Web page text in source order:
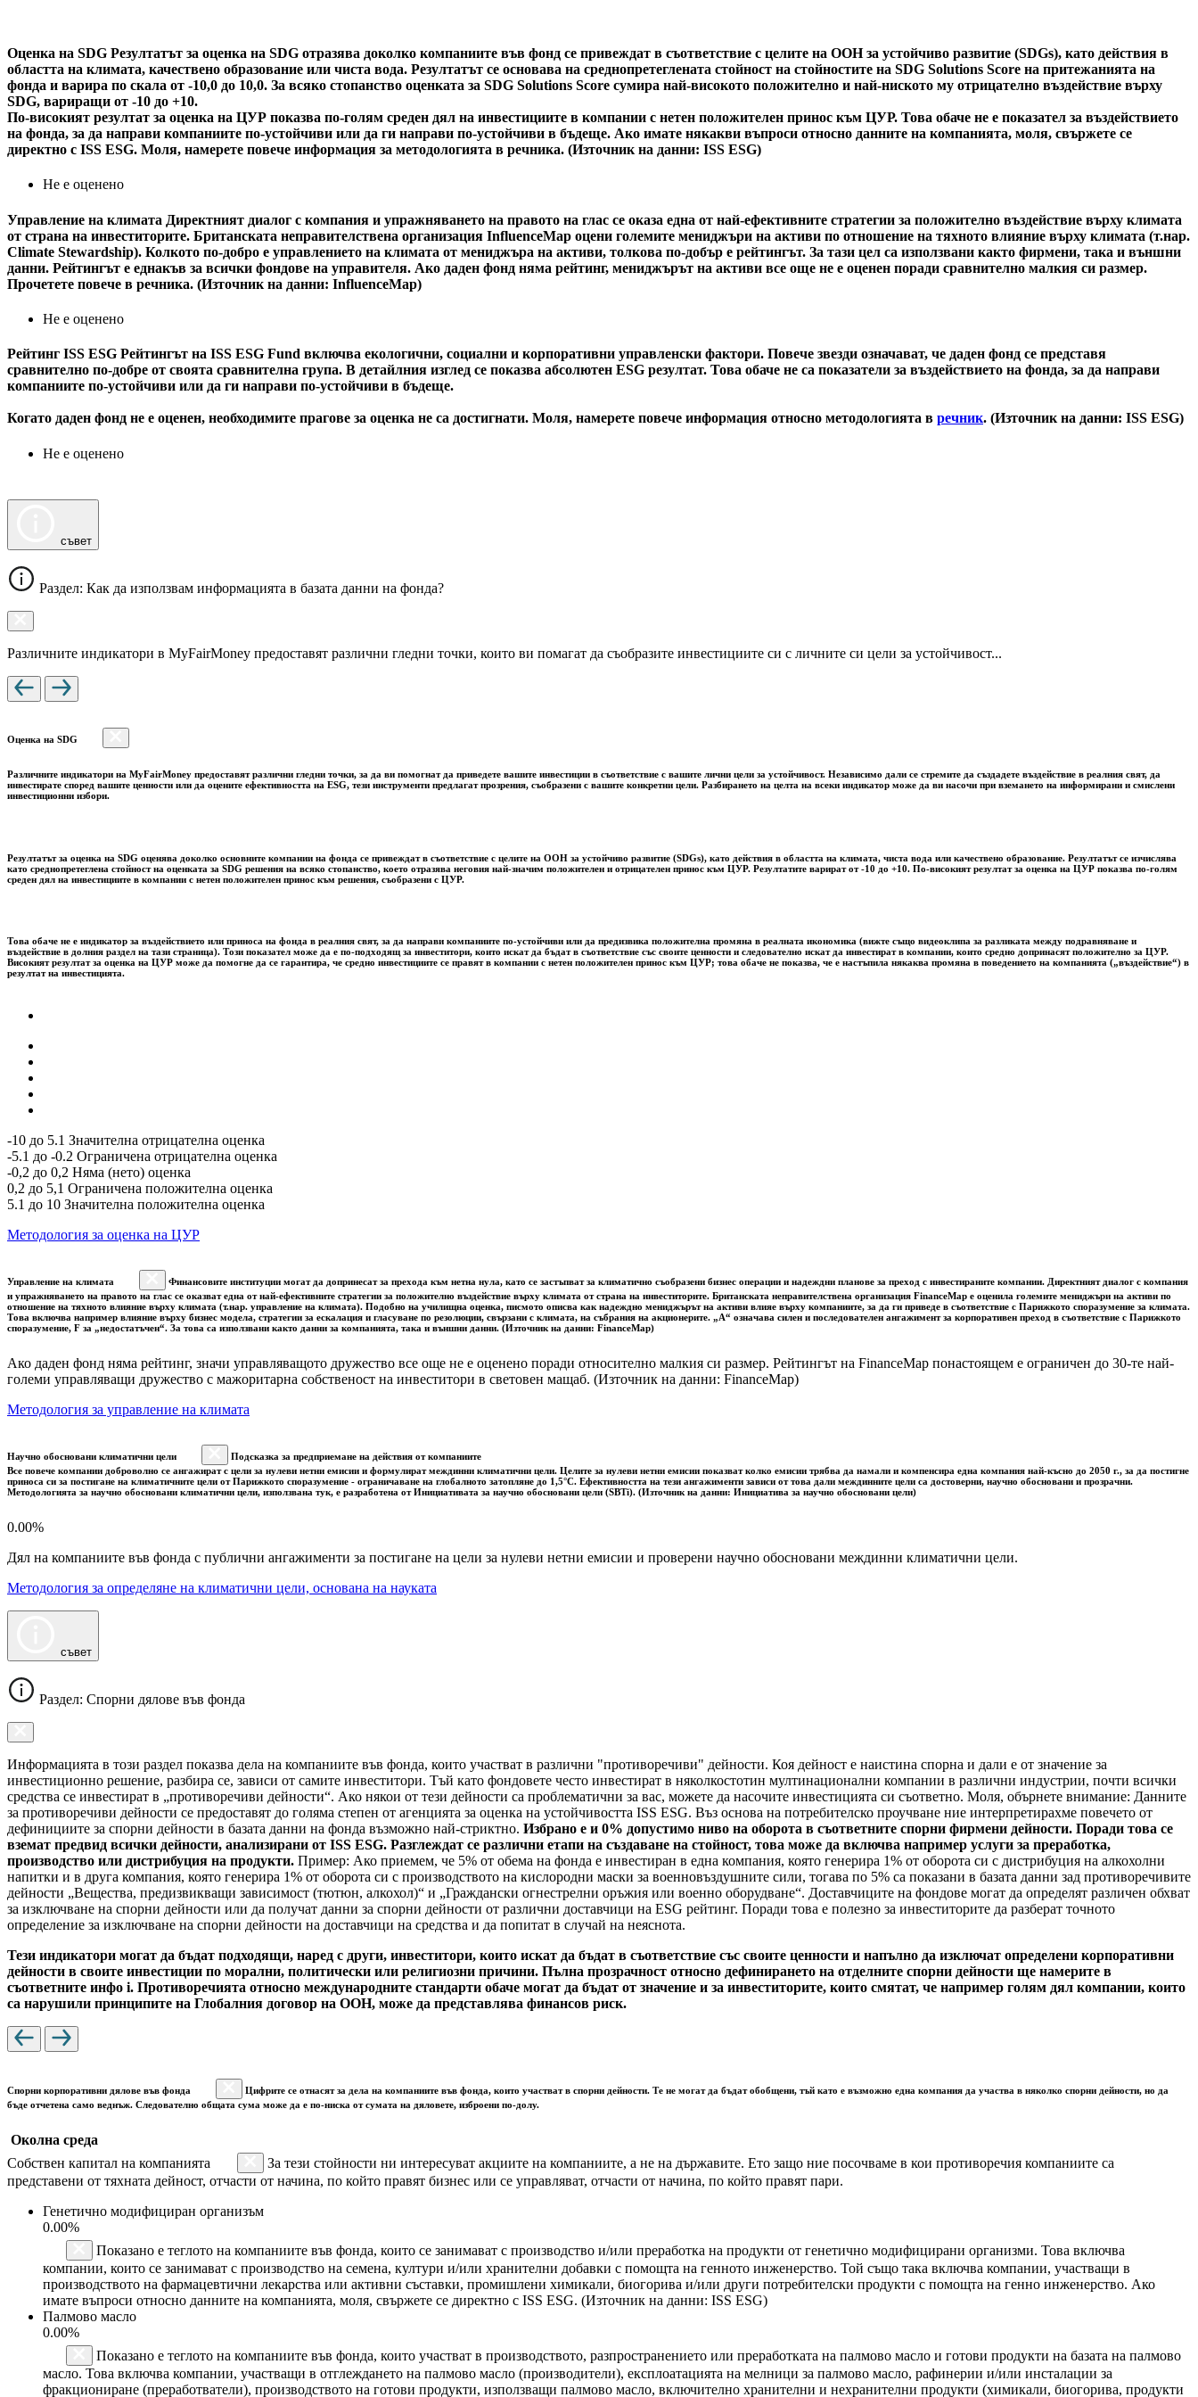
Оценка на SDG Резултатът за оценка на SDG отразява доколко компаниите във фонд се привеждат в съответствие с целите на ООН за устойчиво развитие (SDGs), като действия в
областта на климата, качествено образование или чиста вода. Резултатът се основава на среднопретеглената стойност на стойностите на SDG Solutions Score на притежанията на
фонда и варира по скала от -10,0 до 10,0. За всяко стопанство оценката за SDG Solutions Score сумира най-високото положително и най-ниското му отрицателно въздействие върху
SDG, вариращи от -10 до +10.
По-високият резултат за оценка на ЦУР показва по-голям среден дял на инвестициите в компании с нетен положителен принос към ЦУР. Това обаче не е показател за въздействието
на фонда, за да направи компаниите по-устойчиви или да ги направи по-устойчиви в бъдеще. Ако имате някакви въпроси относно данните на компанията, моля, свържете се
директно с ISS ESG. Моля, намерете повече информация за методологията в речника. (Източник на данни: ISS ESG)
Не е оценено
Управление на климата Директният диалог с компания и упражняването на правото на глас се оказа една от най-ефективните стратегии за положително въздействие върху климата
от страна на инвеститорите. Британската неправителствена организация InfluenceMap оцени големите мениджъри на активи по отношение на тяхното влияние върху климата (т.нар.
Climate Stewardship). Колкото по-добро е управлението на климата от мениджъра на активи, толкова по-добър е рейтингът. За тази цел са използвани както фирмени, така и външни
данни. Рейтингът е еднакъв за всички фондове на управителя. Ако даден фонд няма рейтинг, мениджърът на активи все още не е оценен поради сравнително малкия си размер.
Прочетете повече в речника. (Източник на данни: InfluenceMap)
Не е оценено
Рейтинг ISS ESG Рейтингът на ISS ESG Fund включва екологични, социални и корпоративни управленски фактори. Повече звезди означават, че даден фонд се представя
сравнително по-добре от своята сравнителна група. В детайлния изглед се показва абсолютен ESG резултат. Това обаче не са показатели за въздействието на фонда, за да направи
компаниите по-устойчиви или да ги направи по-устойчиви в бъдеще.
Когато даден фонд не е оценен, необходимите прагове за оценка не са достигнати. Моля, намерете повече информация относно методологията в речник. (Източник на данни: ISS ESG)
Не е оценено
съвет
Раздел: Как да използвам информацията в базата данни на фонда?
Различните индикатори в MyFairMoney предоставят различни гледни точки, които ви помагат да съобразите инвестициите си с личните си цели за устойчивост...
Оценка на SDG
Различните индикатори на MyFairMoney предоставят различни гледни точки, за да ви помогнат да приведете вашите инвестиции в съответствие с вашите лични цели за устойчивост. Независимо дали се стремите да създадете въздействие в реалния свят, да
инвестирате според вашите ценности или да оцените ефективността на ESG, тези инструменти предлагат прозрения, съобразени с вашите конкретни цели. Разбирането на целта на всеки индикатор може да ви насочи при вземането на информирани и смислени
инвестиционни избори.
Резултатът за оценка на SDG оценява доколко основните компании на фонда се привеждат в съответствие с целите на ООН за устойчиво развитие (SDGs), като действия в областта на климата, чиста вода или качествено образование. Резултатът се изчислява
като среднопретеглена стойност на оценката за SDG решения на всяко стопанство, което отразява неговия най-значим положителен и отрицателен принос към ЦУР. Резултатите варират от -10 до +10. По-високият резултат за оценка на ЦУР показва по-голям
среден дял на инвестициите в компании с нетен положителен принос към решения, съобразени с ЦУР.
Това обаче не е индикатор за въздействието или приноса на фонда в реалния свят, за да направи компаниите по-устойчиви или да предизвика положителна промяна в реалната икономика (вижте също видеоклипа за разликата между подравняване и
въздействие в долния раздел на тази страница). Този показател може да е по-подходящ за инвеститори, които искат да бъдат в съответствие със своите ценности и следователно искат да инвестират в компании, които средно допринасят положително за ЦУР.
Високият резултат за оценка на ЦУР може да помогне да се гарантира, че средно инвестициите се правят в компании с нетен положителен принос към ЦУР; това обаче не показва, че е настъпила някаква промяна в поведението на компанията („въздействие“) в
резултат на инвестицията.
-10 до 5.1 Значителна отрицателна оценка
-5.1 до -0.2 Ограничена отрицателна оценка
-0,2 до 0,2 Няма (нето) оценка
0,2 до 5,1 Ограничена положителна оценка
5.1 до 10 Значителна положителна оценка
Методология за оценка на ЦУР
Управление на климата
Финансовите институции могат да допринесат за прехода към нетна нула, като се застъпват за климатично съобразени бизнес операции и надеждни планове за преход с инвестираните компании. Директният диалог с компания
и упражняването на правото на глас се оказват една от най-ефективните стратегии за положително въздействие върху климата от страна на инвеститорите. Британската неправителствена организация FinanceMap е оценила големите мениджъри на активи по
отношение на тяхното влияние върху климата (т.нар. управление на климата). Подобно на училищна оценка, писмото описва как надеждно мениджърът на активи влияе върху компаниите, за да ги приведе в съответствие с Парижкото споразумение за климата.
Това включва например влияние върху бизнес модела, стратегии за ескалация и гласуване по резолюции, свързани с климата, на събрания на акционерите. „A“ означава силен и последователен ангажимент за корпоративен преход в съответствие с Парижкото
споразумение, F за „недостатъчен“. За това са използвани както данни за компанията, така и външни данни. (Източник на данни: FinanceMap)
Ако даден фонд няма рейтинг, значи управляващото дружество все още не е оценено поради относително малкия си размер. Рейтингът на FinanceMap понастоящем е ограничен до 30-те най-
големи управляващи дружество с мажоритарна собственост на инвеститори в световен мащаб. (Източник на данни: FinanceMap)
Методология за управление на климата
Научно обосновани климатични цели
Подсказка за предприемане на действия от компаниите
Все повече компании доброволно се ангажират с цели за нулеви нетни емисии и формулират междинни климатични цели. Целите за нулеви нетни емисии показват колко емисии трябва да намали и компенсира една компания най-късно до 2050 г., за да постигне
приноса си за постигане на климатичните цели от Парижкото споразумение - ограничаване на глобалното затопляне до 1,5°C. Ефективността на тези ангажименти зависи от това дали междинните цели са достоверни, научно обосновани и прозрачни.
Методологията за научно обосновани климатични цели, използвана тук, е разработена от Инициативата за научно обосновани цели (SBTi). (Източник на данни: Инициатива за научно обосновани цели)
0.00%
Дял на компаниите във фонда с публични ангажименти за постигане на цели за нулеви нетни емисии и проверени научно обосновани междинни климатични цели.
Методология за определяне на климатични цели, основана на науката
съвет
Раздел: Спорни дялове във фонда
Информацията в този раздел показва дела на компаниите във фонда, които участват в различни "противоречиви" дейности. Коя дейност е наистина спорна и дали е от значение за
инвестиционно решение, разбира се, зависи от самите инвеститори. Тъй като фондовете често инвестират в няколкостотин мултинационални компании в различни индустрии, почти всички
средства се инвестират в „противоречиви дейности“. Ако някои от тези дейности са проблематични за вас, можете да насочите инвестицията си съответно. Моля, обърнете внимание: Данните
за противоречиви дейности се предоставят до голяма степен от агенцията за оценка на устойчивостта ISS ESG. Въз основа на потребителско проучване ние интерпретирахме повечето от
дефинициите за спорни дейности в базата данни на фонда възможно най-стриктно. Избрано е и 0% допустимо ниво на оборота в съответните спорни фирмени дейности. Поради това се
вземат предвид всички дейности, анализирани от ISS ESG. Разглеждат се различни етапи на създаване на стойност, това може да включва например услуги за преработка,
производство или дистрибуция на продукти. Пример: Ако приемем, че 5% от обема на фонда е инвестиран в една компания, която генерира 1% от оборота си с дистрибуция на алкохолни
напитки и в друга компания, която генерира 1% от оборота си с производството на кислородни маски за военновъздушните сили, тогава по 5% са показани в базата данни зад противоречивите
дейности „Вещества, предизвикващи зависимост (тютюн, алкохол)“ и „Граждански огнестрелни оръжия или военно оборудване“. Доставчиците на фондове могат да определят различен обхват
за изключване на спорни дейности или да получат данни за спорни дейности от различни доставчици на ESG рейтинг. Поради това е полезно за инвеститорите да разберат точното
определение за изключване на спорни дейности на доставчици на средства и да попитат в случай на неяснота.
Тези индикатори могат да бъдат подходящи, наред с други, инвеститори, които искат да бъдат в съответствие със своите ценности и напълно да изключат определени корпоративни
дейности в своите инвестиции по морални, политически или религиозни причини. Пълна прозрачност относно дефинирането на отделните спорни дейности ще намерите в
съответните инфо i. Противоречията относно международните стандарти обаче могат да бъдат от значение и за инвеститорите, които смятат, че например голям дял компании, които
са нарушили принципите на Глобалния договор на ООН, може да представлява финансов риск.
Спорни корпоративни дялове във фонда
Цифрите се отнасят за дела на компаниите във фонда, които участват в спорни дейности. Те не могат да бъдат обобщени, тъй като е възможно една компания да участва в няколко спорни дейности, но да
бъде отчетена само веднъж. Следователно общата сума може да е по-ниска от сумата на дяловете, изброени по-долу.
Околна среда
Собствен капитал на компанията
За тези стойности ни интересуват акциите на компаниите, а не на държавите. Ето защо ние посочваме в кои противоречия компаниите са
представени от тяхната дейност, отчасти от начина, по който правят бизнес или се управляват, отчасти от начина, по който правят пари.
Генетично модифициран организъм
0.00%
Показано е теглото на компаниите във фонда, които се занимават с производство и/или преработка на продукти от генетично модифицирани организми. Това включва
компании, които се занимават с производство на семена, култури и/или хранителни добавки с помощта на генното инженерство. Той също така включва компании, участващи в
производството на фармацевтични лекарства или активни съставки, промишлени химикали, биогорива и/или други потребителски продукти с помощта на генно инженерство. Ако
имате въпроси относно данните на компанията, моля, свържете се директно с ISS ESG. (Източник на данни: ISS ESG)
Палмово масло
0.00%
Показано е теглото на компаниите във фонда, които участват в производството, разпространението или преработката на палмово масло и готови продукти на базата на палмово
масло. Това включва компании, участващи в отглеждането на палмово масло (производители), експлоатацията на мелници за палмово масло, рафинерии и/или инсталации за
фракциониране (преработватели), производството на готови продукти, използващи палмово масло, включително хранителни и нехранителни продукти (химикали, биогорива, продукти